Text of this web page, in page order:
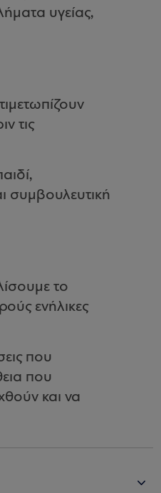
υγείας,
τις
συμβουλευτική
το
ενήλικες
που
που
και να